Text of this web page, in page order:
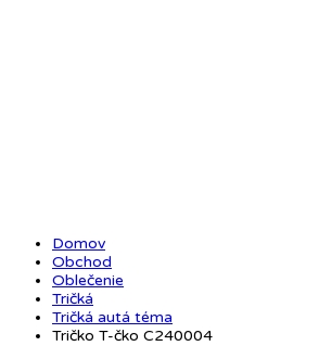
Domov
Obchod
Oblečenie
Tričká
Tričká autá téma
Tričko T-čko C240004